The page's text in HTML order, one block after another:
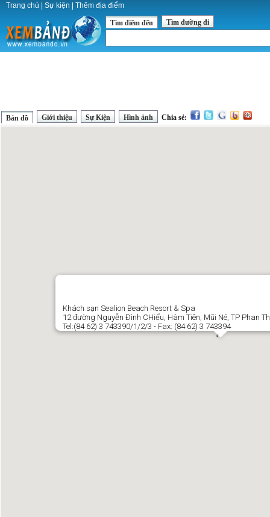
Trang chủ Sự kiện Thêm địa điểm
Tìm điểm đến Tìm đường đi
Bản đồ Giới thiệu Sự Kiện Hình ảnh Chia sẻ:
Khách sạn Sealion Beach Resort & Spa
12 đường Nguyễn Đình CHiểu, Hàm Tiên, Mũi Né, TP Phan
Tel:(84 62) 3 743390/1/2/3 - Fax: (84 62) 3 743394